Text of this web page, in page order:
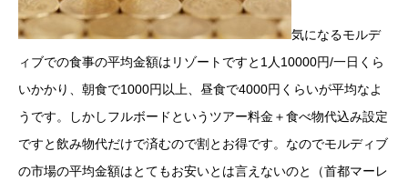
気になるモルデ
ィブでの食事の平均金額はリゾートですと1人10000円/一日くら
いかかり、朝食で1000円以上、昼食で4000円くらいが平均なよ
うです。しかしフルボードというツアー料金＋食べ物代込み設定
ですと飲み物代だけで済むので割とお得です。なのでモルディブ
の市場の平均金額はとてもお安いとは言えないのと（首都マーレ